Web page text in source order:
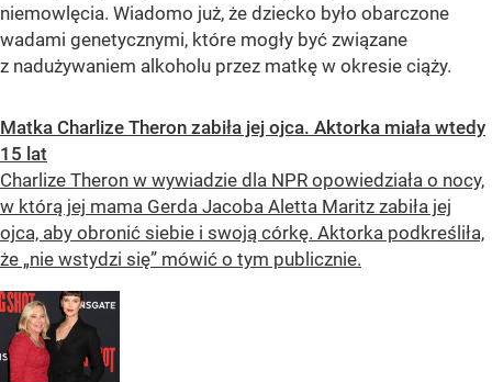
niemowlęcia. Wiadomo już, że dziecko było obarczone
wadami genetycznymi, które mogły być związane
z nadużywaniem alkoholu przez matkę w okresie ciąży.
Matka Charlize Theron zabiła jej ojca. Aktorka miała wtedy
15 lat
Charlize Theron w wywiadzie dla NPR opowiedziała o nocy,
w którą jej mama Gerda Jacoba Aletta Maritz zabiła jej
ojca, aby obronić siebie i swoją córkę. Aktorka podkreśliła,
że „nie wstydzi się” mówić o tym publicznie.